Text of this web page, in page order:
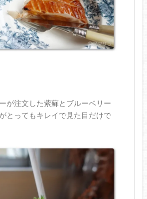
が注文した紫蘇とブルーベリー
とってもキレイで見た目だけで